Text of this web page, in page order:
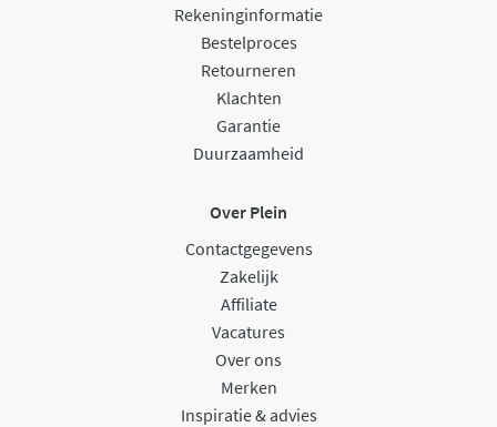
Rekeninginformatie
Bestelproces
Retourneren
Klachten
Garantie
Duurzaamheid
Over Plein
Contactgegevens
Zakelijk
Affiliate
Vacatures
Over ons
Merken
Inspiratie & advies